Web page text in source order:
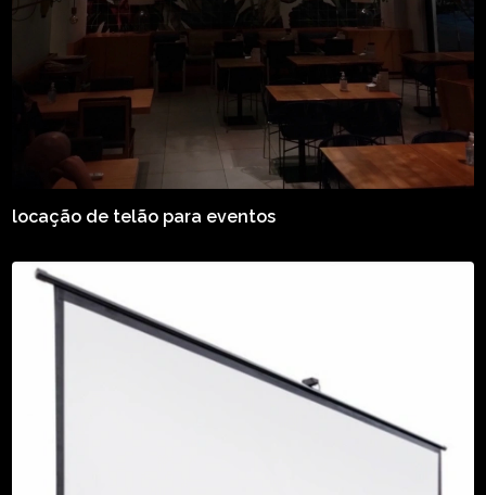
locação de telão para eventos